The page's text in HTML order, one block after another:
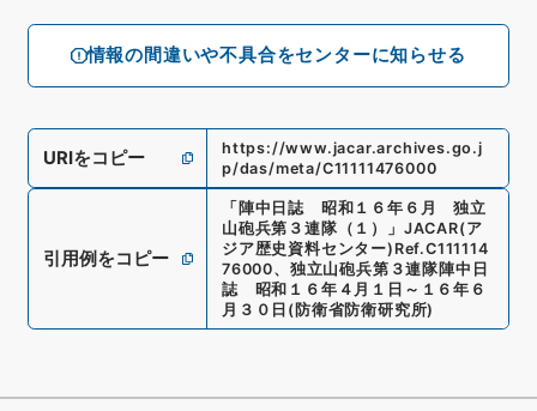
情報の間違いや不具合をセンターに知らせる
URIをコピー
https://www.jacar.archives.go.j
p/das/meta/C11111476000
引用例をコピー
「 陣中日誌 昭和１６年６月 独立
山砲兵第３連隊（１）
」 JACAR(ア
ジア歴史資料センター) Ref.C111114
76000、 独立山砲兵第３連隊陣中日
誌 昭和１６年４月１日～１６年６
月３０日 ( 防衛省防衛研究所)